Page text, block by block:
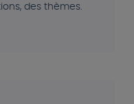
des thèmes.